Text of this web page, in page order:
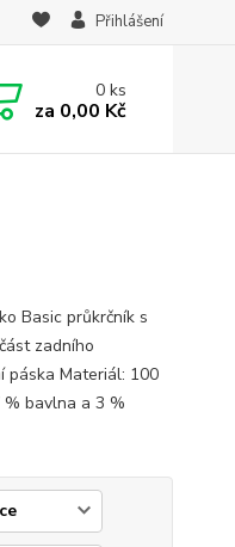
Přihlášení
0ks
za 0,00 Kč
Basic průkrčník s
zadního
páska Materiál: 100
bavlna a 3 %